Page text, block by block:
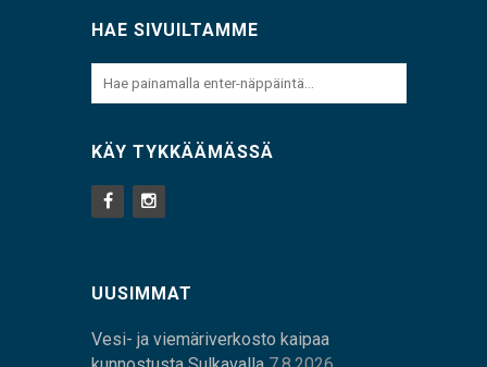
HAE SIVUILTAMME
KÄY TYKKÄÄMÄSSÄ
UUSIMMAT
Vesi- ja viemäriverkosto kaipaa